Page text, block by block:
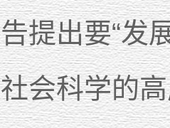
告提出要“发
社会科学的